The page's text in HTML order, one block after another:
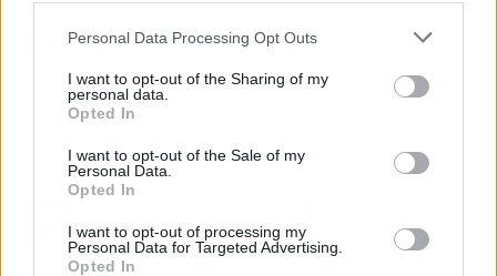
Personal Data Processing Opt Outs
I want to opt-out of the Sharing of my
personal data.
Opted In
I want to opt-out of the Sale of my
Personal Data.
Opted In
I want to opt-out of processing my
Personal Data for Targeted Advertising.
Opted In
🧠 Para soltarlo en la cena
El Ozempic no solo reduce el hambre: dispara
13.000 millones en lujo.
Artículo anterior
viven 9 años de media:
¿por qué tienen menos
asimétrico boho-chic de